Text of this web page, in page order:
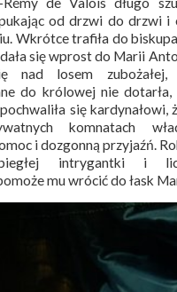
od drzwi do drzwi i
Wkrótce trafiła do
się wprost do Marii
nad losem zubożałej,
do królowej nie
się kardynałowi,
komnatach
i dozgonną przyjaźń.
intrygantki i
mu wrócić do łask